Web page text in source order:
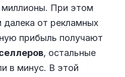
При этом
далека от рекламных
прибыль получают
, остальные
в минус. В этой